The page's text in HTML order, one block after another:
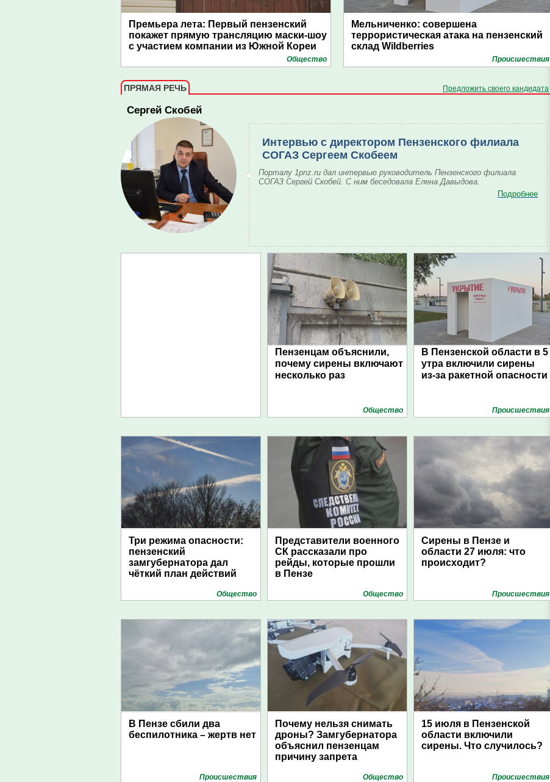
Премьера лета: Первый пензенский
покажет прямую трансляцию маски-шоу
с участием компании из Южной Кореи
Общество
Мельниченко: совершена
террористическая атака на пензенский
склад Wildberries
Проиcшествия
ПРЯМАЯ РЕЧЬ Предложить своего кандидата
Сергей Скобей
Интервью с директором Пензенского филиала
СОГАЗ Сергеем Скобеем
Порталу 1pnz.ru дал интервью руководитель Пензенского филиала
СОГАЗ Сергей Скобей. С ним беседовала Елена Давыдова.
Подробнее
Пензенцам объяснили,
почему сирены включают
несколько раз
Общество
В Пензенской области в 5
утра включили сирены
из-за ракетной опасности
Проиcшествия
Три режима опасности:
пензенский
замгубернатора дал
чёткий план действий
Общество
Представители военного
СК рассказали про
рейды, которые прошли
в Пензе
Общество
Сирены в Пензе и
области 27 июля: что
происходит?
Проиcшествия
В Пензе сбили два
беспилотника – жертв нет
Проиcшествия
Почему нельзя снимать
дроны? Замгубернатора
объяснил пензенцам
причину запрета
Общество
15 июля в Пензенской
области включили
сирены. Что случилось?
Проиcшествия